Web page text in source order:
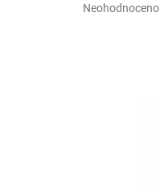
Průměrné
Neohodnoceno